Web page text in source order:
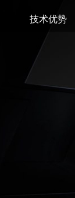
技术优势